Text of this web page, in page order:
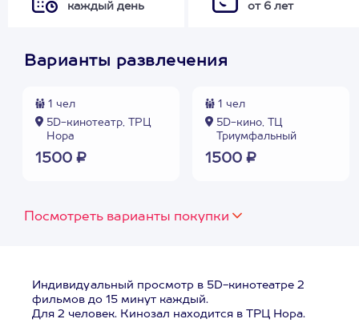
каждый день
от 6 лет
Варианты развлечения
1 чел
5D-кинотеатр, ТРЦ
Нора
1500 ₽
1 чел
5D-кино, ТЦ
Триумфальный
1500 ₽
Посмотреть варианты покупки
Индивидуальный просмотр в 5D-кинотеатре 2
фильмов до 15 минут каждый.
Для 2 человек. Кинозал находится в ТРЦ Нора.